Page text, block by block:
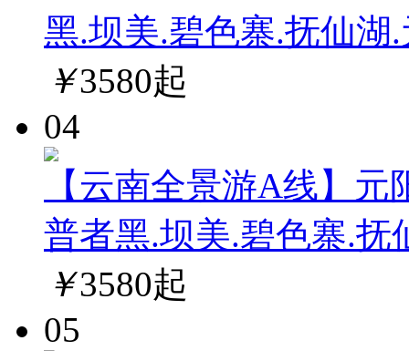
黑.坝美.碧色寨.抚仙湖
￥3580起
04
【云南全景游A线】
普者黑.坝美.碧色寨.抚
￥3580起
05